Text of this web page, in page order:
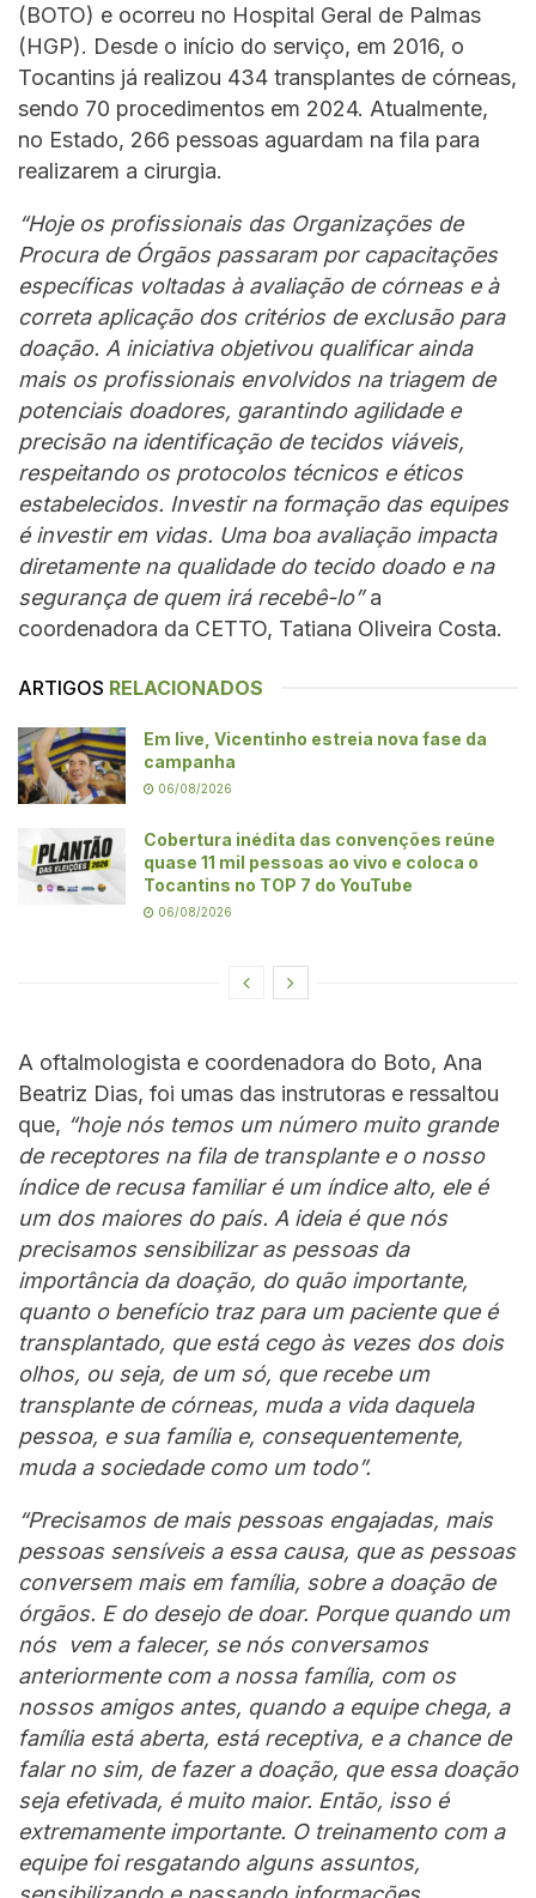
(BOTO) e ocorreu no Hospital Geral de Palmas
(HGP). Desde o início do serviço, em 2016, o
Tocantins já realizou 434 transplantes de córneas,
sendo 70 procedimentos em 2024. Atualmente,
no Estado, 266 pessoas aguardam na fila para
realizarem a cirurgia.
“Hoje os profissionais das Organizações de
Procura de Órgãos passaram por capacitações
específicas voltadas à avaliação de córneas e à
correta aplicação dos critérios de exclusão para
doação. A iniciativa objetivou qualificar ainda
mais os profissionais envolvidos na triagem de
potenciais doadores, garantindo agilidade e
precisão na identificação de tecidos viáveis,
respeitando os protocolos técnicos e éticos
estabelecidos. Investir na formação das equipes
é investir em vidas. Uma boa avaliação impacta
diretamente na qualidade do tecido doado e na
segurança de quem irá recebê-lo”a
coordenadora da CETTO, Tatiana Oliveira Costa.
ARTIGOS RELACIONADOS
Em live, Vicentinho estreia nova fase da
campanha
06/08/2026
Cobertura inédita das convenções reúne
quase 11 mil pessoas ao vivo e coloca o
Tocantins no TOP 7 do YouTube
06/08/2026
A oftalmologista e coordenadora do Boto, Ana
Beatriz Dias, foi umas das instrutoras e ressaltou
que, “hoje nós temos um número muito grande
de receptores na fila de transplante e o nosso
índice de recusa familiar é um índice alto, ele é
um dos maiores do país. A ideia é que nós
precisamos sensibilizar as pessoas da
importância da doação, do quão importante,
quanto o benefício traz para um paciente que é
transplantado, que está cego às vezes dos dois
olhos, ou seja, de um só, que recebe um
transplante de córneas, muda a vida daquela
pessoa, e sua família e, consequentemente,
muda a sociedade como um todo”.
“Precisamos de mais pessoas engajadas, mais
pessoas sensíveis a essa causa, que as pessoas
conversem mais em família, sobre a doação de
órgãos. E do desejo de doar. Porque quando um
nós vem a falecer, se nós conversamos
anteriormente com a nossa família, com os
nossos amigos antes, quando a equipe chega, a
família está aberta, está receptiva, e a chance de
falar no sim, de fazer a doação, que essa doação
seja efetivada, é muito maior. Então, isso é
extremamente importante. O treinamento com a
equipe foi resgatando alguns assuntos,